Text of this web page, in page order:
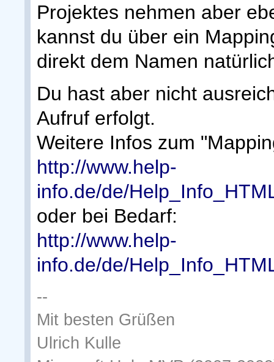
Projektes nehmen aber
kannst du über ein
direkt dem Namen
Du hast aber nicht
Aufruf erfolgt.
Weitere Infos zum
http://www.help-
info.de/de/
oder bei Bedarf:
http://www.help-
info.de/de/
--
Mit besten Grüßen
Ulrich Kulle